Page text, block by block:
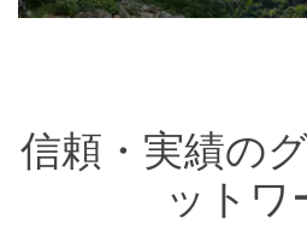
信頼・実績の
ットワ